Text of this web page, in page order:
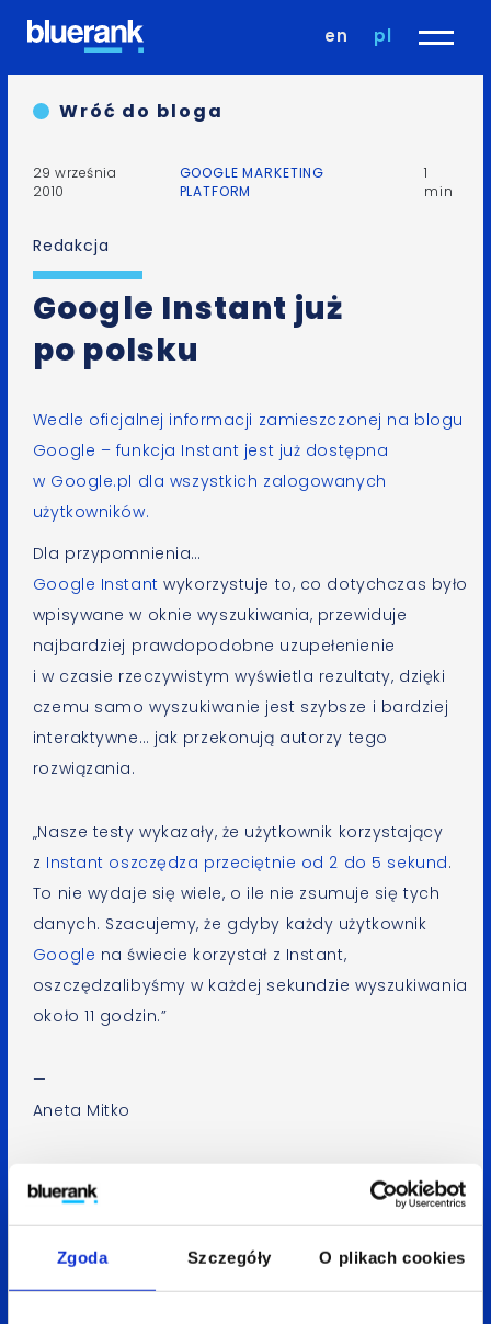
Zgoda Szczegóły O plikach cookies
en pl
Wróć do bloga
29 września
2010
GOOGLE MARKETING
PLATFORM
1
min
Redakcja
Google Instant już
po polsku
Wedle oficjalnej informacji zamieszczonej na blogu
Google – funkcja Instant jest już dostępna
w Google.pl dla wszystkich zalogowanych
użytkowników.
Dla przypomnienia…
Google Instant wykorzystuje to, co dotychczas było
wpisywane w oknie wyszukiwania, przewiduje
najbardziej prawdopodobne uzupełenienie
i w czasie rzeczywistym wyświetla rezultaty, dzięki
czemu samo wyszukiwanie jest szybsze i bardziej
interaktywne… jak przekonują autorzy tego
rozwiązania.
„Nasze testy wykazały, że użytkownik korzystający
z Instant oszczędza przeciętnie od 2 do 5 sekund.
To nie wydaje się wiele, o ile nie zsumuje się tych
danych. Szacujemy, że gdyby każdy użytkownik
Google na świecie korzystał z Instant,
oszczędzalibyśmy w każdej sekundzie wyszukiwania
około 11 godzin.”
—
Aneta Mitko
Spodobał Ci się artykuł? Udostępnij go:
LinkedInFacebook
X